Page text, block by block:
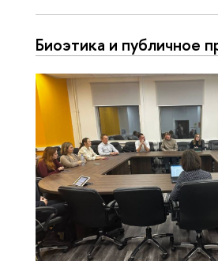
Биоэтика и публичное